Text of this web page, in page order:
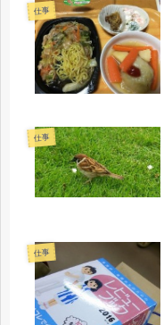
仕事
仕事
仕事